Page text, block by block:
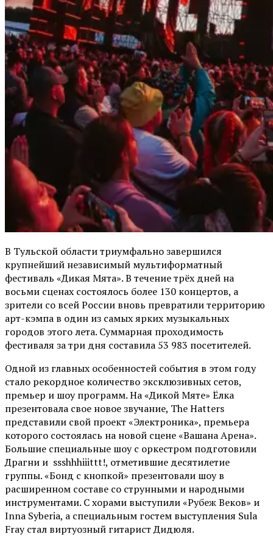
В Тульской области триумфально завершился
крупнейший независимый мультиформатный
фестиваль «Дикая Мята». В течение трёх дней на
восьми сценах состоялось более 130 концертов, а
зрители со всей России вновь превратили территорию
арт-кэмпа в один из самых ярких музыкальных
городов этого лета. Суммарная проходимость
фестиваля за три дня составила 53 983 посетителей.
Одной из главных особенностей события в этом году
стало рекордное количество эксклюзивных сетов,
премьер и шоу программ. На «Дикой Мяте» Ёлка
презентовала свое новое звучание, The Hatters
представили свой проект «Электроника», премьера
которого состоялась на новой сцене «Вашана Арена».
Большие специальные шоу с оркестром подготовили
Драгни и ssshhhiiittt!, отметившие десятилетие
группы. «Бонд с кнопкой» презентовали шоу в
расширенном составе со струнными и народными
инструментами. С хорами выступили «Рубеж Веков» и
Inna Syberia, а специальным гостем выступления Sula
Fray стал виртуозный гитарист Дидюля.